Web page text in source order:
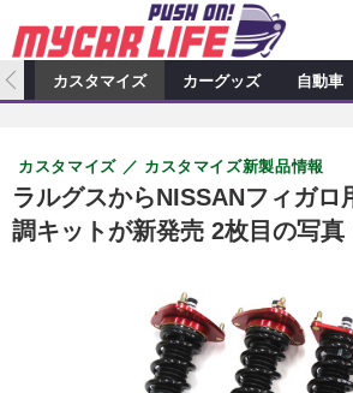
カーオーディオ
プロショップ検索
カーオーディオニュース
カスタマイズ特集記事 カス
カスタマイズニュース
カーグッズ
カーグッズ特集記事 カ
自動車
スクープ
カスタマイズ カーグッズ 自動車
ラルグスからNISSANフィガロ
調キットが新発売 2枚目の写真
カスタマイズ カスタマイズ新製品情報